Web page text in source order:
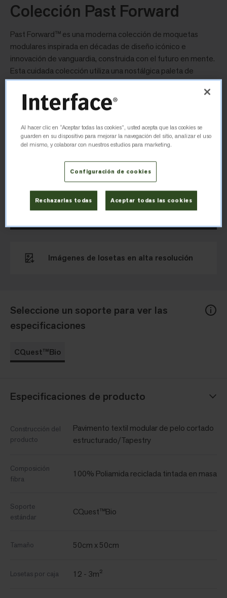
Colección Past Forward
Past Forward™ es una moderna colección de moquetas
modulares inspirada en décadas de diseño icónico e
innovación de vanguardia, construida con el futuro en mente.
Esta cuidada colección utiliza una nostálgica paleta de
colores, tonos y acabados metálicos para crear una
colección con un aspecto familiar a la par que moderno.
Unspooled
Unspooled evoca la inspiración de los motivos visuales naifs
de finales del siglo XX, con un diseño de garabatos
Seleccione un soporte para ver las
especificaciones
CQuest™Bio
Especificaciones de producto
Construcción del
producto
Pavimento textil modular de pelo cortado
estructurado/Tapestry
Composición
fibra
100% Poliamida reciclada tintada en masa
Soporte
estándar
CQuest™Bio
Tamaño 50cm x 50cm
Losetas por caja 12 - 3m²
Imágenes de losetas en alta resolución
Descargar especificaciones
Al hacer clic en “Aceptar todas las cookies”, usted acepta que las cookies se
guarden en su dispositivo para mejorar la navegación del sitio, analizar el uso
del mismo, y colaborar con nuestros estudios para marketing.
Configuración de cookies
Rechazarlas todas Aceptar todas las cookies